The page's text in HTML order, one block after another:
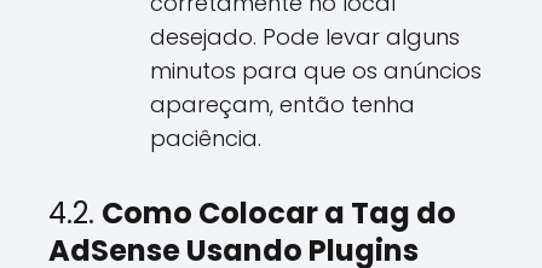
desejado. Pode levar alguns
minutos para que os anúncios
apareçam, então tenha
paciência.
4.2. Como Colocar a Tag do
AdSense Usando Plugins